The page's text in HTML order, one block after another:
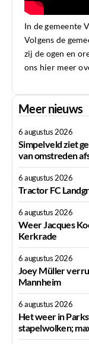
In de gemeente
Volgens de
zij de ogen en
ons hier meer
Meer nieuws
6 augustus 2026
Simpelveld ziet
van omstreden
6 augustus 2026
Tractor FC
6 augustus 2026
Weer Jacques
Kerkrade
6 augustus 2026
Joey Müller
Mannheim
6 augustus 2026
Het weer in
stapelwolken;